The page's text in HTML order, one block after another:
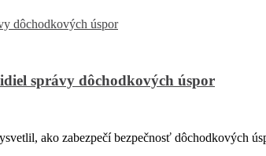
správy dôchodkových úspor
ako zabezpečí bezpečnosť dôchodkových